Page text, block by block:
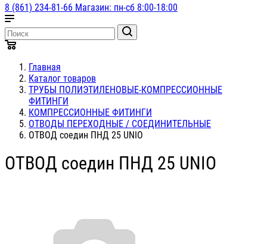
8 (861) 234-81-66 Магазин: пн-сб 8:00-18:00
Главная
Каталог товаров
ТРУБЫ ПОЛИЭТИЛЕНОВЫЕ-КОМПРЕССИОННЫЕ
ФИТИНГИ
КОМПРЕССИОННЫЕ ФИТИНГИ
ОТВОДЫ ПЕРЕХОДНЫЕ / СОЕДИНИТЕЛЬНЫЕ
ОТВОД соедин ПНД 25 UNIO
ОТВОД соедин ПНД 25 UNIO